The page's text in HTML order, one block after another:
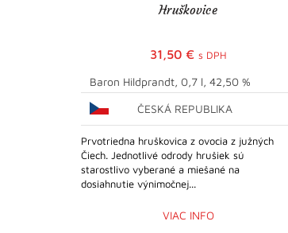
Hruškovice
31,50 € s DPH
Baron Hildprandt, 0,7 l, 42,50 %
ČESKÁ REPUBLIKA
Prvotriedna hruškovica z ovocia z južných
Čiech. Jednotlivé odrody hrušiek sú
starostlivo vyberané a miešané na
dosiahnutie výnimočnej...
VIAC INFO